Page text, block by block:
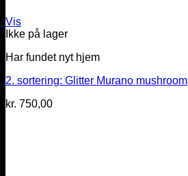
Vis
Ikke på lager
Har fundet nyt hjem
2. sortering: Glitter Murano mushroom
kr. 750,00